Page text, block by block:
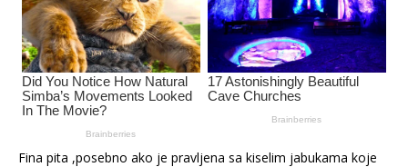
Fina pita ,posebno ako je pravljena sa kiselim jabukama koje